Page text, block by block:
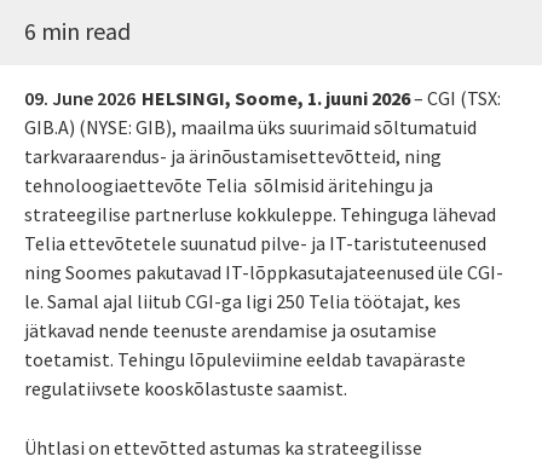
6 min read
09. June 2026 HELSINGI, Soome, 1. juuni 2026– CGI (TSX:
GIB.A) (NYSE: GIB), maailma üks suurimaid sõltumatuid
tarkvaraarendus- ja ärinõustamisettevõtteid, ning
tehnoloogiaettevõte Telia sõlmisid äritehingu ja
strateegilise partnerluse kokkuleppe. Tehinguga lähevad
Telia ettevõtetele suunatud pilve- ja IT-taristuteenused
ning Soomes pakutavad IT-lõppkasutajateenused üle CGI-
le. Samal ajal liitub CGI-ga ligi 250 Telia töötajat, kes
jätkavad nende teenuste arendamise ja osutamise
toetamist. Tehingu lõpuleviimine eeldab tavapäraste
regulatiivsete kooskõlastuste saamist.
Ühtlasi on ettevõtted astumas ka strateegilisse